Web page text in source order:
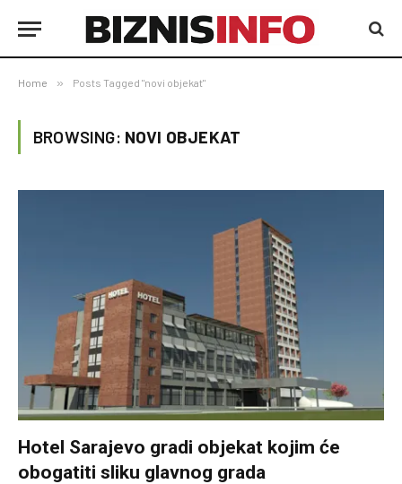
Home » Posts Tagged "novi objekat"
BROWSING: NOVI OBJEKAT
Hotel Sarajevo gradi objekat kojim će
obogatiti sliku glavnog grada